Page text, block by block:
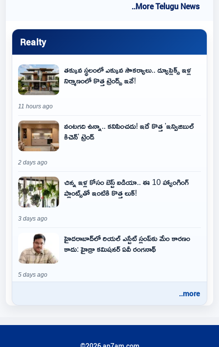
..More Telugu News
Realty
తక్కువ స్థలంలో ఎక్కువ సౌకర్యాలు.. డ్యూప్లెక్స్ ఇళ్ల
నిర్మాణంలో కొత్త ట్రెండ్స్ ఇవే!
11 hours ago
వంటగది ఉన్నా.. కనిపించదు! ఇదే కొత్త 'ఇన్విజిబుల్
కిచెన్' ట్రెండ్
2 days ago
చిన్న ఇళ్ల కోసం బెస్ట్ ఐడియా.. ఈ 10 హ్యాంగింగ్
ప్లాంట్స్‌తో ఇంటికి కొత్త లుక్!
3 days ago
హైదరాబాద్‌లో రియల్ ఎస్టేట్ స్లంప్‌కు మేం కారణం
కాదు: హైడ్రా కమిషనర్ ఏవీ రంగనాథ్
5 days ago
..more